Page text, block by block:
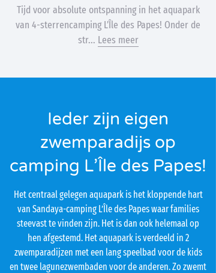
Tijd voor absolute ontspanning in het aquapark
van 4-sterrencamping L’Île des Papes! Onder de
str... Lees meer
Ieder zijn eigen
zwemparadijs op
camping L’Île des Papes!
Het centraal gelegen aquapark is het kloppende hart
van Sandaya-camping L’Île des Papes waar families
steevast te vinden zijn. Het is dan ook helemaal op
hen afgestemd. Het aquapark is verdeeld in 2
zwemparadijzen met een lang speelbad voor de kids
en twee lagunezwembaden voor de anderen. Zo zwemt